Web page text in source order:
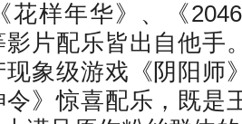
花样年华》、《2046
影片配乐皆出自他手
象级游戏《阴阳师
令》惊喜配乐，既是